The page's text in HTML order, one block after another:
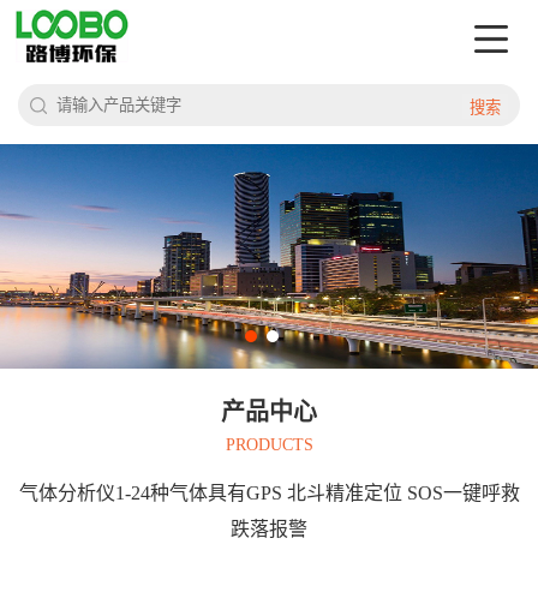
搜索
产品中心
PRODUCTS
气体分析仪1-24种气体具有GPS 北斗精准定位 SOS一键呼救
跌落报警